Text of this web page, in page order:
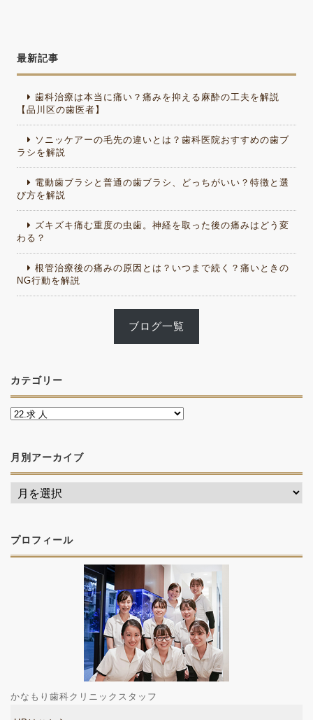
最新記事
歯科治療は本当に痛い？痛みを抑える麻酔の工夫を解説
【品川区の歯医者】
ソニッケアーの毛先の違いとは？歯科医院おすすめの歯ブ
ラシを解説
電動歯ブラシと普通の歯ブラシ、どっちがいい？特徴と選
び方を解説
ズキズキ痛む重度の虫歯。神経を取った後の痛みはどう変
わる？
根管治療後の痛みの原因とは？いつまで続く？痛いときの
NG行動を解説
ブログ一覧
カテゴリー
月別アーカイブ
プロフィール
かなもり歯科クリニックスタッフ